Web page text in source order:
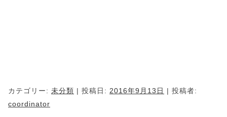
カテゴリー: 未分類 | 投稿日: 2016年9月13日 | 投稿者:
coordinator